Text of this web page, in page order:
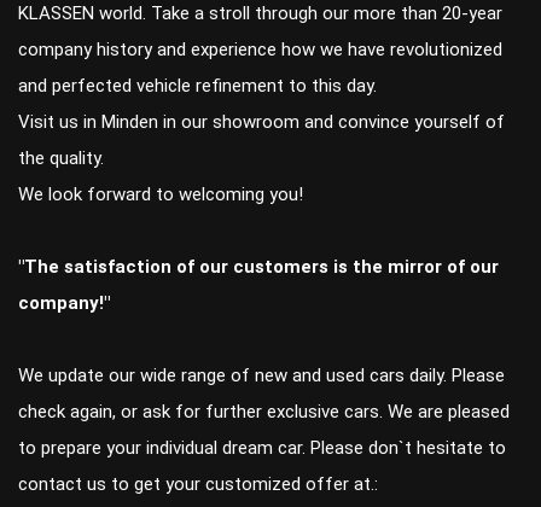
KLASSEN world. Take a stroll through our more than 20-year
company history and experience how we have revolutionized
and perfected vehicle refinement to this day.
Visit us in Minden in our showroom and convince yourself of
the quality.
We look forward to welcoming you!
"The satisfaction of our customers is the mirror of our
company!"
We update our wide range of new and used cars daily. Please
check again, or ask for further exclusive cars. We are pleased
to prepare your individual dream car. Please don`t hesitate to
contact us to get your customized offer at.: